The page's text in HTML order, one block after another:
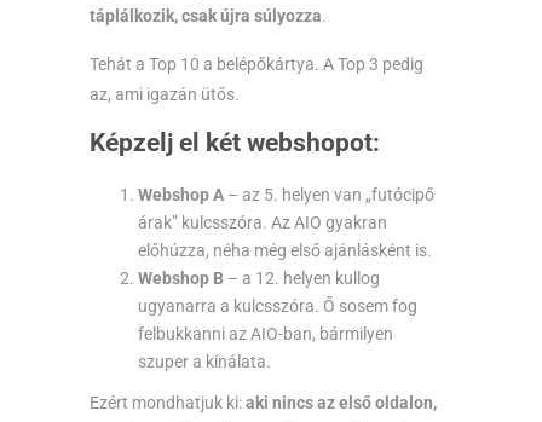
táplálkozik, csak újra súlyozza.
Tehát a Top 10 a belépőkártya. A Top 3 pedig
az, ami igazán ütős.
Képzelj el két webshopot:
Webshop A – az 5. helyen van „futócipő
árak” kulcsszóra. Az AIO gyakran
előhúzza, néha még első ajánlásként is.
Webshop B – a 12. helyen kullog
ugyanarra a kulcsszóra. Ő sosem fog
felbukkanni az AIO-ban, bármilyen
szuper a kínálata.
Ezért mondhatjuk ki:aki nincs az első oldalon,